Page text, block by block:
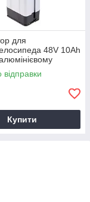
для
48V 10Ah
відправки
Купити